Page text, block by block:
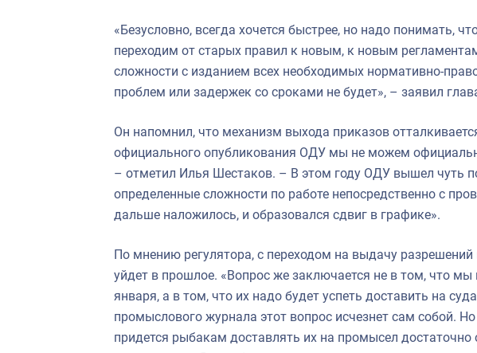
«Безусловно, всегда хочется быстрее, но надо понимать,
переходим от старых правил к новым, к новым
сложности с изданием всех необходимых нормативно-
проблем или задержек со сроками не будет», – заявил
Он напомнил, что механизм выхода приказов
официального опубликования ОДУ мы не можем
– отметил Илья Шестаков. – В этом году ОДУ вышел чуть
определенные сложности по работе непосредственно с
дальше наложилось, и образовался сдвиг в графике».
По мнению регулятора, с переходом на выдачу
уйдет в прошлое. «Вопрос же заключается не в том, что
января, а в том, что их надо будет успеть доставить на
промыслового журнала этот вопрос исчезнет сам собой.
придется рыбакам доставлять их на промысел достаточно